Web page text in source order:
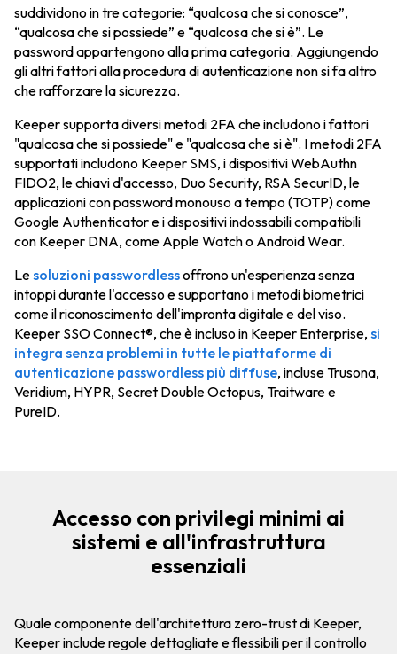
suddividono in tre categorie: “qualcosa che si conosce”,
“qualcosa che si possiede” e “qualcosa che si è”. Le
password appartengono alla prima categoria. Aggiungendo
gli altri fattori alla procedura di autenticazione non si fa altro
che rafforzare la sicurezza.
Keeper supporta diversi metodi 2FA che includono i fattori
"qualcosa che si possiede" e "qualcosa che si è". I metodi 2FA
supportati includono Keeper SMS, i dispositivi WebAuthn
FIDO2, le chiavi d'accesso, Duo Security, RSA SecurID, le
applicazioni con password monouso a tempo (TOTP) come
Google Authenticator e i dispositivi indossabili compatibili
con Keeper DNA, come Apple Watch o Android Wear.
Lesoluzioni passwordlessoffrono un'esperienza senza
intoppi durante l'accesso e supportano i metodi biometrici
come il riconoscimento dell'impronta digitale e del viso.
Keeper SSO Connect®, che è incluso in Keeper Enterprise, si
integra senza problemi in tutte le piattaforme di
autenticazione passwordless più diffuse, incluse Trusona,
Veridium, HYPR, Secret Double Octopus, Traitware e
PureID.
Accesso con privilegi minimi ai
sistemi e all'infrastruttura
essenziali
Quale componente dell'architettura zero-trust di Keeper,
Keeper include regole dettagliate e flessibili per il controllo